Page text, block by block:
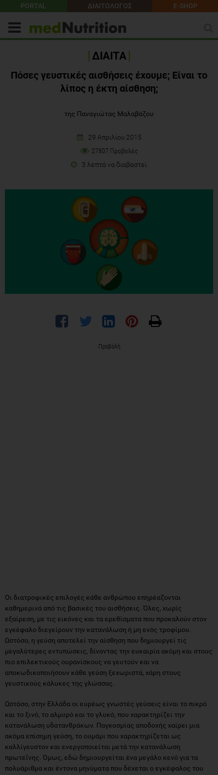
PORTAL ΔΙΑΙΤΟΛΟΓΟΣ E-SHOP
ΔΙΑΙΤΑ
Πόσες γευστικές αισθήσεις έχουμε; Είναι το
λίπος η έκτη αίσθηση;
της Παναγιώτας Μαλαβάζου
29 Απριλίου 2015
27807 Προβολές
3 λεπτά να διαβαστεί
Προβολή
Οι διατροφικές επιλογές κάθε ανθρώπου επηρέαζονται
καθημερινά από τις βασικές του αισθήσεις. Όλες, χωρίς
εξαίρεση, με τις εικόνες και τα ερεθίσματα που προκαλούν στον
εγκέφαλο διεγείρουν την κατανάλωση ή μη ενός τροφίμου.
Ωστόσο, η γεύση αποτελεί την αίσθηση που δημιουργεί τις
μεγαλύτερες εντυπώσεις, δίνοντας την ευκαιρία ακόμη και στους
πιο επιλεκτικούς ουρανίσκους να γευτούν και να
αποκωδικοποιήσουν κάθε γεύση ξεχωριστά, χάρη στους
γευστικούς κάλυκες της γλώσσας.
Ωστόσο, στην Ελλάδα οι ευρέως γνωστές γεύσεις είναι το πικρό
και το ξινό, το αλμυρό και το γλυκό, που χαρακτηρίζει την
κατανάλωση υδατανθράκων. Παγκοσμίας αποδοχής χαίρει μια
ακόμα επίσημη γεύση, το ουμάμι που χαρακτηρίζεται ως
καλλίγευστον και ενεργοποιείται μετά την κατανάλωση
πρωτεΐνης. Όμως, εδώ δημιουργείται ένα μεγάλο κενό για τα
πολυάριθμα και έντονα μηνύματα που δέχεται ο εγκέφαλος του